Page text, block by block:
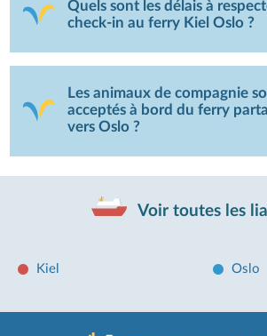
Quels sont les délais à
check-in au ferry Kiel Oslo ?
Les animaux de compagnie
acceptés à bord du ferry
vers Oslo ?
Voir toutes les
Kiel Oslo